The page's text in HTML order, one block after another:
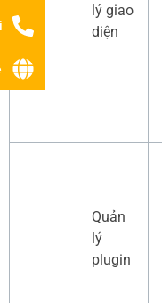
lý giao
diện
Quản
lý
plugin